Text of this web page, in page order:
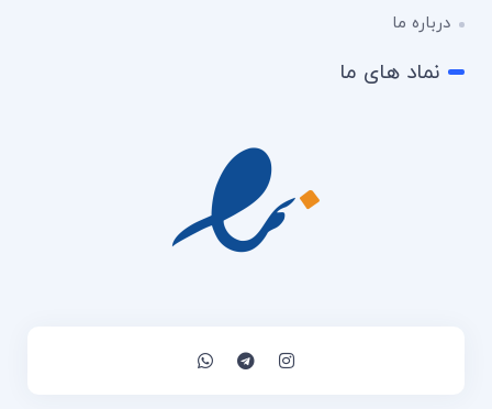
درباره ما
نماد های ما